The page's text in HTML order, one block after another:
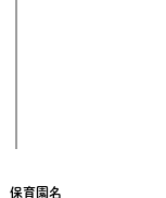
保育園名